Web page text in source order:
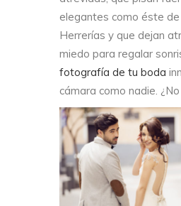
elegantes como éste
Herrerías y que dejan
miedo para regalar
fotografía de tu boda
cámara como nadie.